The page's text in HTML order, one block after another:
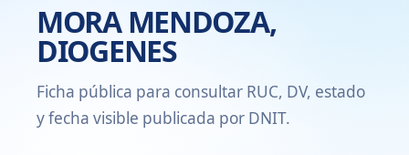
MORA MENDOZA,
DIOGENES
Ficha pública para consultar RUC, DV, estado
y fecha visible publicada por DNIT.